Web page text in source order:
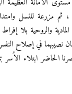
ثم مزرعة للنسل
والروحية بلا إفراط
نصيبهما في إصلاح
الحاضر ابتلاء